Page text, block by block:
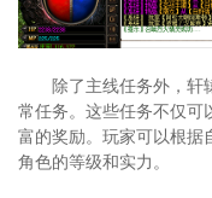
除了主线任务外，轩
常任务。这些任务不仅可
富的奖励。玩家可以根据
角色的等级和实力。